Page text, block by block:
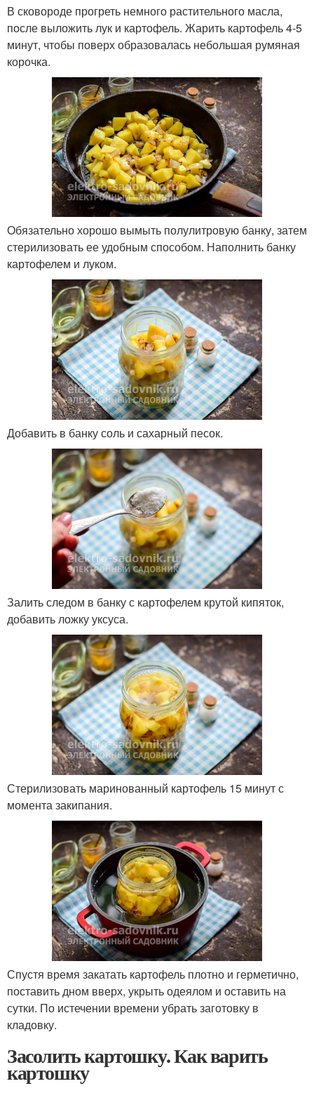
В сковороде прогреть немного растительного масла,
после выложить лук и картофель. Жарить картофель 4-5
минут, чтобы поверх образовалась небольшая румяная
корочка.
Обязательно хорошо вымыть полулитровую банку, затем
стерилизовать ее удобным способом. Наполнить банку
картофелем и луком.
Добавить в банку соль и сахарный песок.
Залить следом в банку с картофелем крутой кипяток,
добавить ложку уксуса.
Стерилизовать маринованный картофель 15 минут с
момента закипания.
Спустя время закатать картофель плотно и герметично,
поставить дном вверх, укрыть одеялом и оставить на
сутки. По истечении времени убрать заготовку в
кладовку.
Засолить картошку. Как варить
картошку